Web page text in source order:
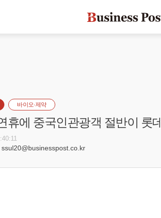
바이오·제약
휴에 중국인관광객 절반이 롯